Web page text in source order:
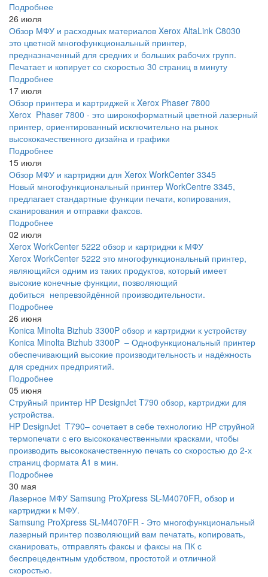
Подробнее
26 июля
Обзор МФУ и расходных материалов Xerox AltaLink C8030
это цветной многофункциональный принтер,
предназначенный для средних и больших рабочих групп.
Печатает и копирует со скоростью 30 страниц в минуту
Подробнее
17 июля
Обзор принтера и картриджей к Xerox Phaser 7800
Xerox Phaser 7800 - это широкоформатный цветной лазерный
принтер, ориентированный исключительно на рынок
высококачественного дизайна и графики
Подробнее
15 июля
Обзор МФУ и картриджи для Xerox WorkCenter 3345
Новый многофункциональный принтер WorkCentre 3345,
предлагает стандартные функции печати, копирования,
сканирования и отправки факсов.
Подробнее
02 июля
Xerox WorkCenter 5222 обзор и картриджи к МФУ
Xerox WorkCenter 5222 это многофункциональный принтер,
являющийся одним из таких продуктов, который имеет
высокие конечные функции, позволяющий
добиться непревзойдённой производительности.
Подробнее
26 июня
Konica Minolta Bizhub 3300P обзор и картриджи к устройству
Konica Minolta Bizhub 3300P – Однофункциональный принтер
обеспечивающий высокие производительность и надёжность
для средних предприятий.
Подробнее
05 июня
Струйный принтер HP DesignJet T790 обзор, картриджи для
устройства.
HP DesignJet T790– сочетает в себе технологию HP струйной
термопечати с его высококачественными красками, чтобы
производить высококачественную печать со скоростью до 2-х
страниц формата A1 в мин.
Подробнее
30 мая
Лазерное МФУ Samsung ProXpress SL-M4070FR, обзор и
картриджи к МФУ.
Samsung ProXpress SL-M4070FR - Это многофункциональный
лазерный принтер позволяющий вам печатать, копировать,
сканировать, отправлять факсы и факсы на ПК с
беспрецедентным удобством, простотой и отличной
скоростью.